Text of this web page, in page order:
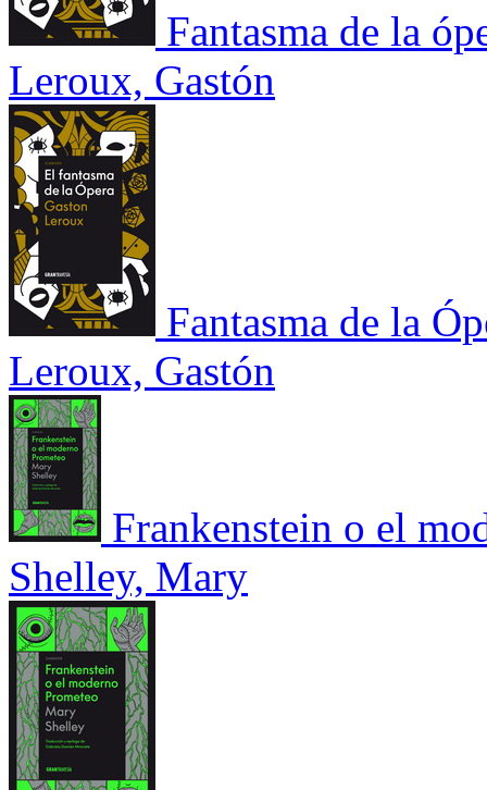
Fantasma de la
Leroux, Gastón
Fantasma de la
Leroux, Gastón
Frankenstein o el
Shelley, Mary